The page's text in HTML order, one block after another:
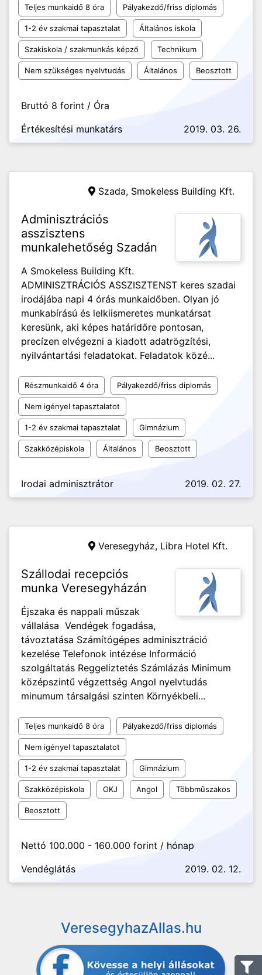
Teljes munkaidő 8 óra Pályakezdő/friss diplomás
1-2 év szakmai tapasztalat Általános iskola
Szakiskola / szakmunkás képző Technikum
Nem szükséges nyelvtudás Általános Beosztott
Bruttó 8 forint / Óra
Értékesítési munkatárs
2019. 03. 26.
Szada, Smokeless Building Kft.
Adminisztrációs
asszisztens
munkalehetőség Szadán
A Smokeless Building Kft.
ADMINISZTRÁCIÓS ASSZISZTENST keres szadai
irodájába napi 4 órás munkaidőben. Olyan jó
munkabírású és lelkiismeretes munkatársat
keresünk, aki képes határidőre pontosan,
precízen elvégezni a kiadott adatrögzítési,
nyilvántartási feladatokat. Feladatok közé...
Részmunkaidő 4 óra Pályakezdő/friss diplomás
Nem igényel tapasztalatot
1-2 év szakmai tapasztalat Gimnázium
Szakközépiskola Általános Beosztott
Irodai adminisztrátor 2019. 02. 27.
Veresegyház, Libra Hotel Kft.
Szállodai recepciós
munka Veresegyházán
Éjszaka és nappali műszak
vállalása Vendégek fogadása,
távoztatása Számítógépes adminisztráció
kezelése Telefonok intézése Információ
szolgáltatás Reggeliztetés Számlázás Minimum
középszintű végzettség Angol nyelvtudás
minumum társalgási szinten Környékbeli...
Teljes munkaidő 8 óra Pályakezdő/friss diplomás
Nem igényel tapasztalatot
1-2 év szakmai tapasztalat Gimnázium
Szakközépiskola OKJ Angol Többműszakos
Beosztott
Nettó 100.000 - 160.000 forint / hónap
Vendéglátás
2019. 02. 12.
VeresegyhazAllas.hu